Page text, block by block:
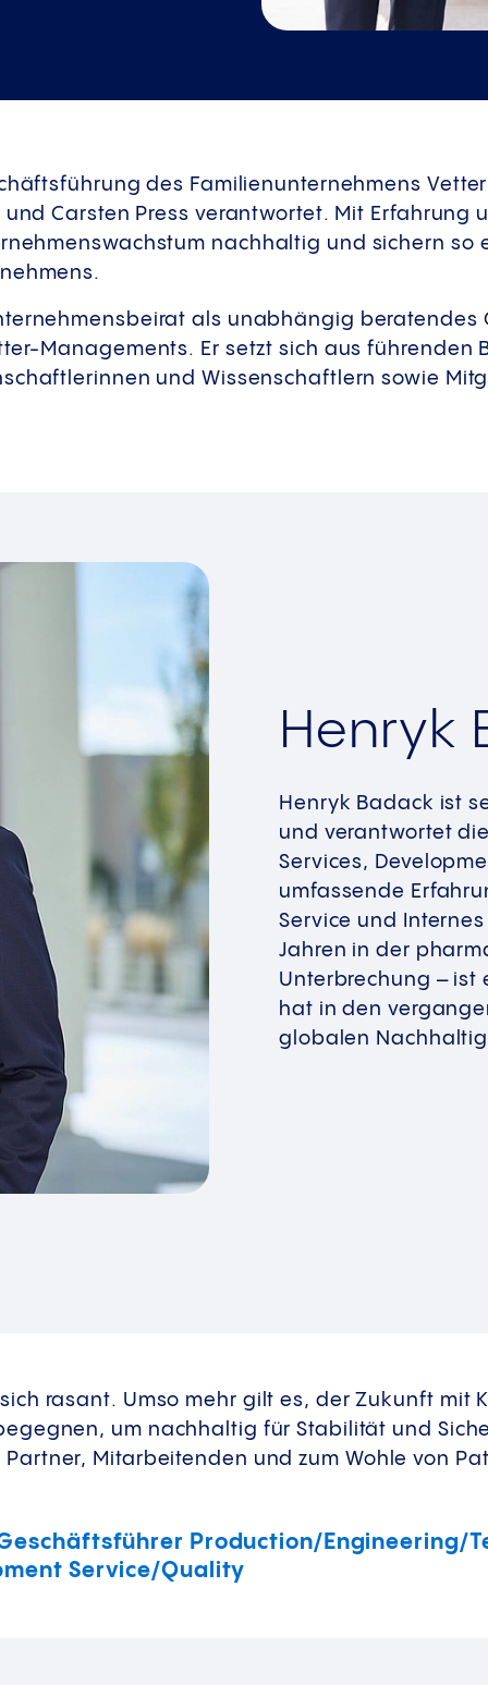
des Familienunternehmens
Carsten Press verantwortet. Mit Erfahrung
nachhaltig und sichern so
als unabhängig beratendes
Managements. Er setzt sich aus führenden
und Wissenschaftlern sowie
Henryk
Henryk Badack ist
und verantwortet
Services,
umfassende
Service und
Jahren in der
Unterbrechung – ist
hat in den
globalen
rasant. Umso mehr gilt es, der Zukunft mit
um nachhaltig für Stabilität und
Partner, Mitarbeitenden und zum Wohle von
Production/Engineering/
Service/Quality